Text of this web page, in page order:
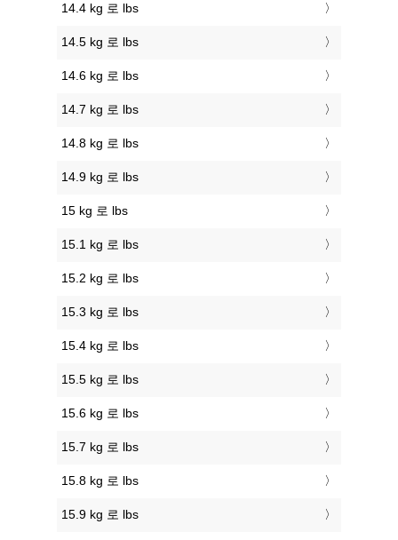
14.4 kg 로 lbs
14.5 kg 로 lbs
14.6 kg 로 lbs
14.7 kg 로 lbs
14.8 kg 로 lbs
14.9 kg 로 lbs
15 kg 로 lbs
15.1 kg 로 lbs
15.2 kg 로 lbs
15.3 kg 로 lbs
15.4 kg 로 lbs
15.5 kg 로 lbs
15.6 kg 로 lbs
15.7 kg 로 lbs
15.8 kg 로 lbs
15.9 kg 로 lbs